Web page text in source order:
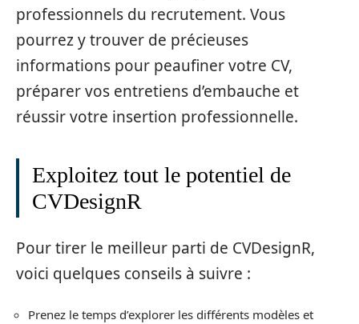
professionnels du recrutement. Vous
pourrez y trouver de précieuses
informations pour peaufiner votre CV,
préparer vos entretiens d’embauche et
réussir votre insertion professionnelle.
Exploitez tout le potentiel de
CVDesignR
Pour tirer le meilleur parti de CVDesignR,
voici quelques conseils à suivre :
Prenez le temps d’explorer les différents modèles et